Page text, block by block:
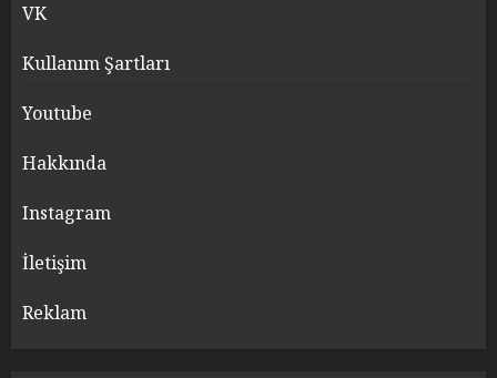
VK
Kullanım Şartları
Youtube
Hakkında
Instagram
İletişim
Reklam